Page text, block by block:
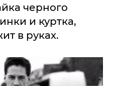
черного
и куртка,
в руках.